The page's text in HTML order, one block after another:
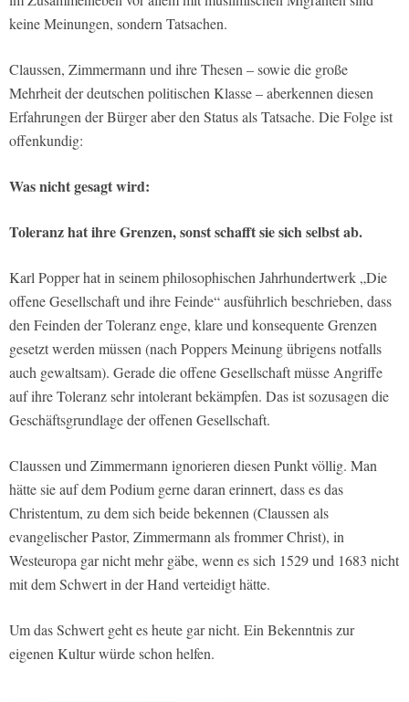
keine Meinungen, sondern Tatsachen.
Claussen, Zimmermann und ihre Thesen – sowie die große
Mehrheit der deutschen politischen Klasse – aberkennen diesen
Erfahrungen der Bürger aber den Status als Tatsache. Die Folge ist
offenkundig:
Was nicht gesagt wird:
Toleranz hat ihre Grenzen, sonst schafft sie sich selbst ab.
Karl Popper hat in seinem philosophischen Jahrhundertwerk „Die
offene Gesellschaft und ihre Feinde“ ausführlich beschrieben, dass
den Feinden der Toleranz enge, klare und konsequente Grenzen
gesetzt werden müssen (nach Poppers Meinung übrigens notfalls
auch gewaltsam). Gerade die offene Gesellschaft müsse Angriffe
auf ihre Toleranz sehr intolerant bekämpfen. Das ist sozusagen die
Geschäftsgrundlage der offenen Gesellschaft.
Claussen und Zimmermann ignorieren diesen Punkt völlig. Man
hätte sie auf dem Podium gerne daran erinnert, dass es das
Christentum, zu dem sich beide bekennen (Claussen als
evangelischer Pastor, Zimmermann als frommer Christ), in
Westeuropa gar nicht mehr gäbe, wenn es sich 1529 und 1683 nicht
mit dem Schwert in der Hand verteidigt hätte.
Um das Schwert geht es heute gar nicht. Ein Bekenntnis zur
eigenen Kultur würde schon helfen.